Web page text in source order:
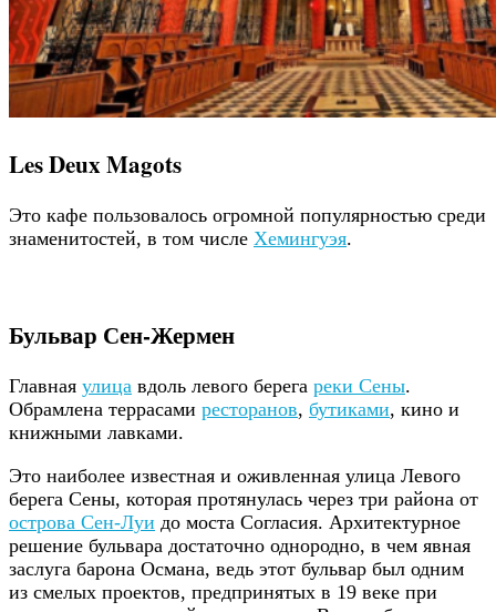
Les Deux Magots
Это кафе пользовалось огромной популярностью среди
знаменитостей, в том числе Хемингуэя.
Бульвар Сен-Жермен
Главная улица вдоль левого берега реки Сены.
Обрамлена террасами ресторанов, бутиками, кино и
книжными лавками.
Это наиболее известная и оживленная улица Левого
берега Сены, которая протянулась через три района от
острова Сен-Луи до моста Согласия. Архитектурное
решение бульвара достаточно однородно, в чем явная
заслуга барона Османа, ведь этот бульвар был одним
из смелых проектов, предпринятых в 19 веке при